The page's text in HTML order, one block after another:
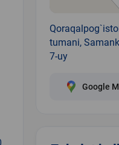
tumani,
7-uy
Google